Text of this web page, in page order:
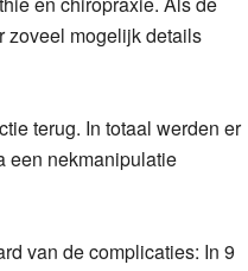
zoveel mogelijk details
terug. In totaal werden er
een nekmanipulatie
van de complicaties: In 9